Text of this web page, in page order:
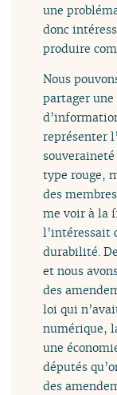
une
donc
produire
Nous
partager
représenter
type rouge,
des
me voir à la
l’intéressait
durabilité.
et nous
des
loi qui
numérique,
une
députés
des